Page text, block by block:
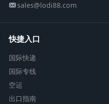
sales@lodi88.com
快捷入口
国际快递
国际专线
空运
出口指南